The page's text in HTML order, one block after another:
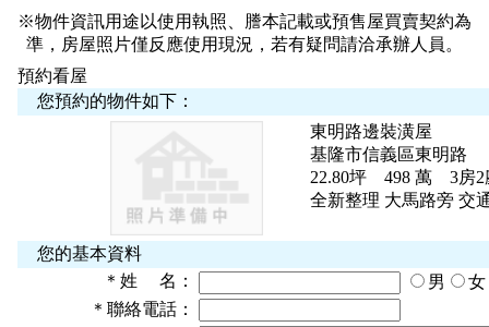
※物件資訊用途以使用執照、謄本記載或預售屋買賣契約為
準，房屋照片僅反應使用現況，若有疑問請洽承辦人員。